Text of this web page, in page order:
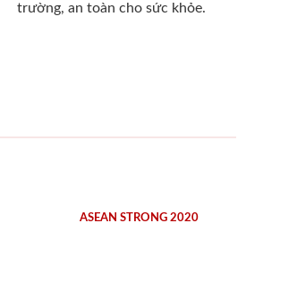
trường, an toàn cho sức khỏe.
ASEAN STRONG 2020